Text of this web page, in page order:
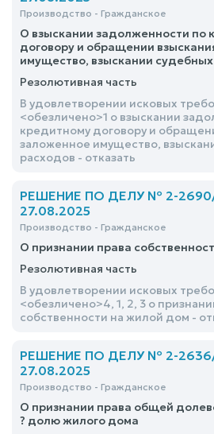
Производство - Гражданское
О взыскании задолженности по
договору и обращении
имущество, взыскании
Резолютивная часть
В удовлетворении исковых
<обезличено>1 о взыскании
кредитному договору и
заложенное имущество,
расходов - отказать
РЕШЕНИЕ ПО ДЕЛУ № 2-
27.08.2025
Производство - Гражданское
О признании права
Резолютивная часть
В удовлетворении исковых
<обезличено>4, 1, 2, 3 о
собственности на жилой дом -
РЕШЕНИЕ ПО ДЕЛУ № 2-
27.08.2025
Производство - Гражданское
О признании права общей
? долю жилого дома